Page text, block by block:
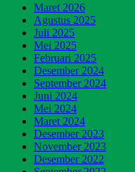
Maret 2026
Agustus 2025
Juli 2025
Mei 2025
Februari 2025
Desember 2024
September 2024
Juni 2024
Mei 2024
Maret 2024
Desember 2023
November 2023
Desember 2022